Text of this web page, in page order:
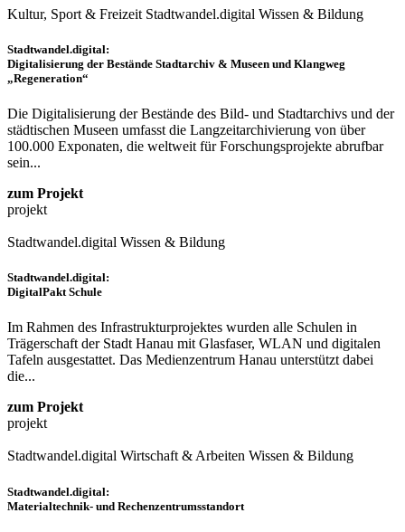
Kultur, Sport & Freizeit Stadtwandel.digital Wissen & Bildung
Stadtwandel.digital:
Digitalisierung der Bestände Stadtarchiv & Museen und Klangweg
„Regeneration“
Die Digitalisierung der Bestände des Bild- und Stadtarchivs und der
städtischen Museen umfasst die Langzeitarchivierung von über
100.000 Exponaten, die weltweit für Forschungsprojekte abrufbar
sein...
zum Projekt
projekt
Stadtwandel.digital Wissen & Bildung
Stadtwandel.digital:
DigitalPakt Schule
Im Rahmen des Infrastrukturprojektes wurden alle Schulen in
Trägerschaft der Stadt Hanau mit Glasfaser, WLAN und digitalen
Tafeln ausgestattet. Das Medienzentrum Hanau unterstützt dabei
die...
zum Projekt
projekt
Stadtwandel.digital Wirtschaft & Arbeiten Wissen & Bildung
Stadtwandel.digital:
Materialtechnik- und Rechenzentrumsstandort